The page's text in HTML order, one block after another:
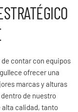
contar con equipos
ofrecer una
marcas y alturas
de nuestro
calidad, tanto